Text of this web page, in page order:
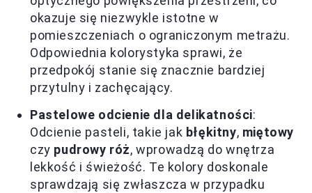
okazuje się niezwykle istotne w
pomieszczeniach o ograniczonym metrażu.
Odpowiednia kolorystyka sprawi, że
przedpokój stanie się znacznie bardziej
przytulny i zachęcający.
Pastelowe odcienie dla delikatności:
Odcienie pasteli, takie jak błękitny, miętowy
czy pudrowy róż, wprowadzą do wnętrza
lekkość i świeżość. Te kolory doskonale
sprawdzają się zwłaszcza w przypadku